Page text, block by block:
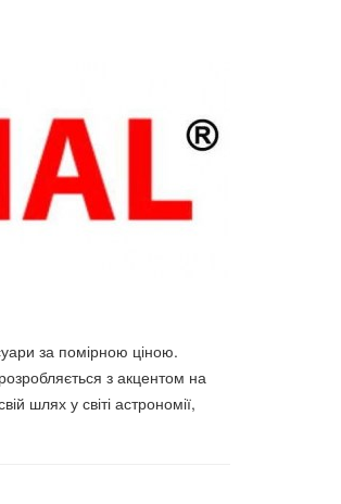
за помірною ціною.
розробляється з акцентом на
шлях у світі астрономії,